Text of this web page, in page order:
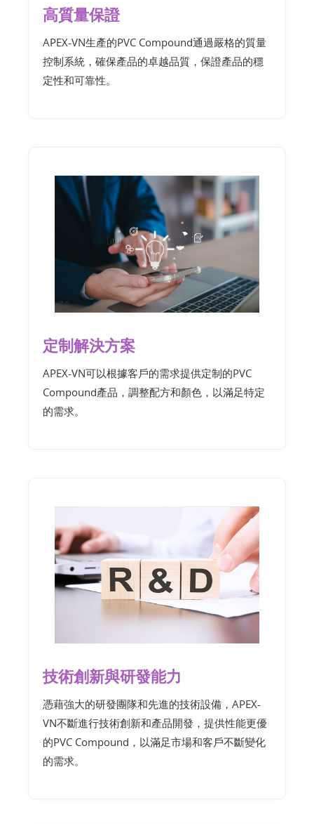
高質量保證
APEX-VN生產的PVC Compound通過嚴格的質量
控制系統，確保產品的卓越品質，保證產品的穩
定性和可靠性。
定制解決方案
APEX-VN可以根據客戶的需求提供定制的PVC
Compound產品，調整配方和顏色，以滿足特定
的需求。
技術創新與研發能力
憑藉強大的研發團隊和先進的技術設備，APEX-
VN不斷進行技術創新和產品開發，提供性能更優
的PVC Compound，以滿足市場和客戶不斷變化
的需求。